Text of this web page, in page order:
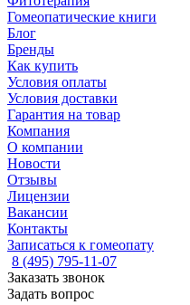
Гомеопатические книги
Блог
Бренды
Как купить
Условия оплаты
Условия доставки
Гарантия на товар
Компания
О компании
Новости
Отзывы
Лицензии
Вакансии
Контакты
Записаться к гомеопату
8 (495) 795-11-07
Заказать звонок
Задать вопрос